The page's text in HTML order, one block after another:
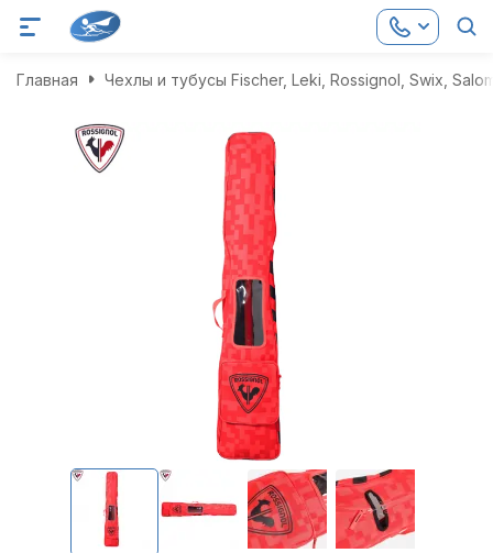
Главная Чехлы и тубусы Fischer, Leki, Rossignol, Swix,